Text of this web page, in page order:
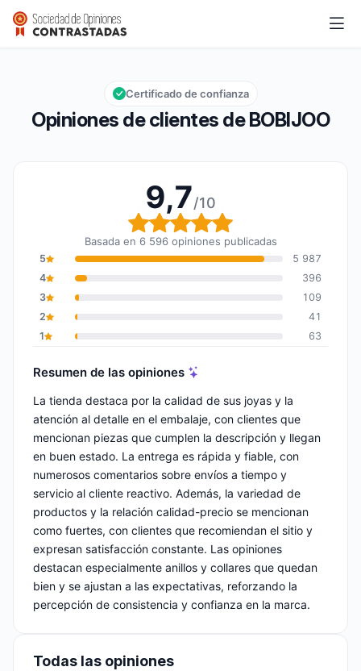
BOBIJOO
Calificación global: 9,7 de 10
9,7/10
Opiniones de clientes de BOBIJOO
Certificado de confianza
9,7/10
Calificación global: 9,7
Basada en 6 596 opiniones publicadas
5
5 987
4
396
3
109
2
41
1
63
Resumen de las opiniones
La tienda destaca por la calidad de sus joyas y la
atención al detalle en el embalaje, con clientes que
mencionan piezas que cumplen la descripción y llegan
en buen estado. La entrega es rápida y fiable, con
numerosos comentarios sobre envíos a tiempo y
servicio al cliente reactivo. Además, la variedad de
productos y la relación calidad-precio se mencionan
como fuertes, con clientes que recomiendan el sitio y
expresan satisfacción constante. Las opiniones
destacan especialmente anillos y collares que quedan
bien y se ajustan a las expectativas, reforzando la
percepción de consistencia y confianza en la marca.
Todas las opiniones